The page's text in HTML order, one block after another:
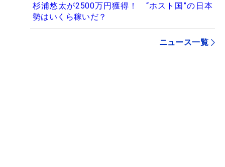
杉浦悠太が2500万円獲得！ “ホスト国”の日本
勢はいくら稼いだ？
ニュース一覧